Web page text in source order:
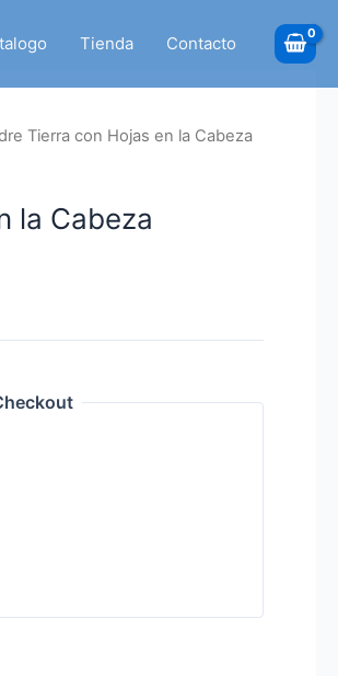
Tienda Contacto
Tierra con Hojas en la Cabeza
la Cabeza